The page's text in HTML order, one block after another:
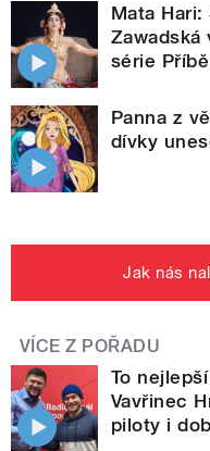
Mata
série
Panna z
dívky
Jak nás
VÍCE Z POŘADU
To
Vavřinec
piloty i